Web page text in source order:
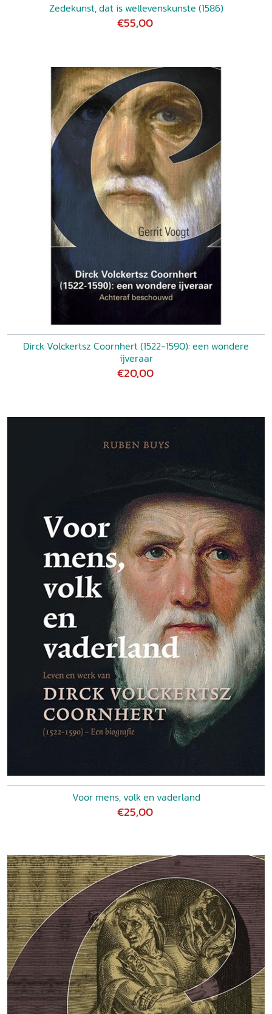
Zedekunst, dat is wellevenskunste (1586)
€55,00
Dirck Volckertsz Coornhert (1522-1590): een wondere
ijveraar
€20,00
Voor mens, volk en vaderland
€25,00